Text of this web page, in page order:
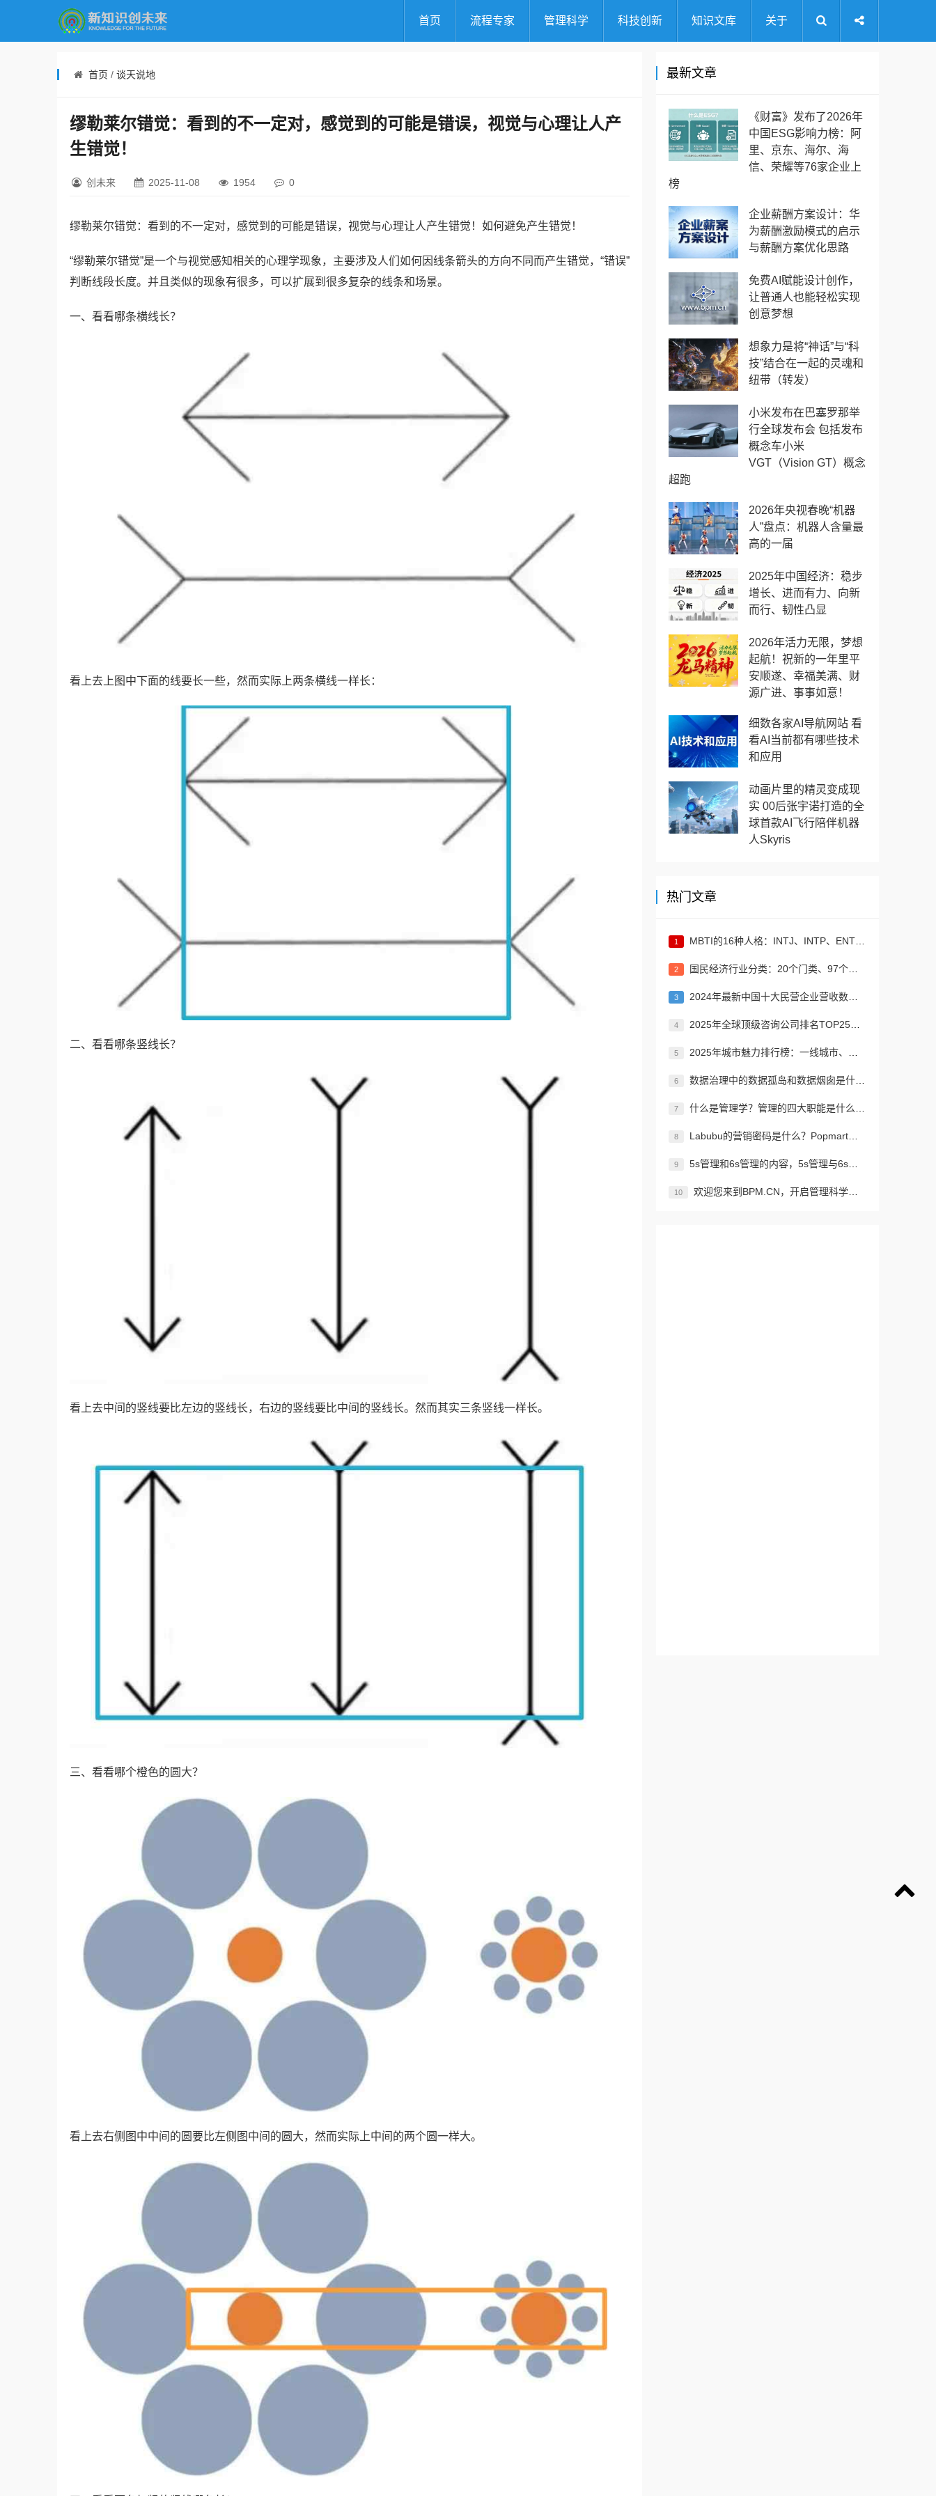
首页 流程专家 管理科学 科技创新 知识文库 关于
首页 / 谈天说地
缪勒莱尔错觉：看到的不一定对，感觉到的可能是错误，视觉与心理让人产
生错觉！
创未来 2025-11-08 1954 0
缪勒莱尔错觉：看到的不一定对，感觉到的可能是错误，视觉与心理让人产生错觉！如何避免产生错觉！
“缪勒莱尔错觉”是一个与视觉感知相关的心理学现象，主要涉及人们如何因线条箭头的方向不同而产生错觉，“错误”
判断线段长度。并且类似的现象有很多，可以扩展到很多复杂的线条和场景。
一、看看哪条横线长？
看上去上图中下面的线要长一些，然而实际上两条横线一样长：
二、看看哪条竖线长？
看上去中间的竖线要比左边的竖线长，右边的竖线要比中间的竖线长。然而其实三条竖线一样长。
三、看看哪个橙色的圆大？
看上去右侧图中中间的圆要比左侧图中间的圆大，然而实际上中间的两个圆一样大。
最新文章
《财富》发布了2026年
中国ESG影响力榜：阿
里、京东、海尔、海
信、荣耀等76家企业上
榜
企业薪酬方案设计：华
为薪酬激励模式的启示
与薪酬方案优化思路
免费AI赋能设计创作，
让普通人也能轻松实现
创意梦想
想象力是将“神话”与“科
技”结合在一起的灵魂和
纽带（转发）
小米发布在巴塞罗那举
行全球发布会 包括发布
概念车小米
VGT（Vision GT）概念
超跑
2026年央视春晚“机器
人”盘点：机器人含量最
高的一届
2025年中国经济：稳步
增长、进而有力、向新
而行、韧性凸显
2026年活力无限，梦想
起航！祝新的一年里平
安顺遂、幸福美满、财
源广进、事事如意！
细数各家AI导航网站 看
看AI当前都有哪些技术
和应用
动画片里的精灵变成现
实 00后张宇诺打造的全
球首款AI飞行陪伴机器
人Skyris
热门文章
1 MBTI的16种人格：INTJ、INTP、ENTJ、ENTP、INFJ、INFP、ENFJ、ENFP、ISTJ、ISFJ、ESTJ、ESFJ、ISTP、ISFP、ESTP、ESFP
2 国民经济行业分类：20个门类、97个大类、473个中类、1382个小类
3 2024年最新中国十大民营企业营收数据 京东、阿里、恒力集团居前三名
4 2025年全球顶级咨询公司排名TOP25：贝恩公司、波士顿咨询、麦肯锡公司等
5 2025年城市魅力排行榜：一线城市、新一线城市、二线城市、三线城市、四线城市、五线城市名单
6 数据治理中的数据孤岛和数据烟囱是什么？如何解决信息孤岛的问题？
7 什么是管理学？管理的四大职能是什么？管理者的横向纵向分类？如何进行有效、高效的管理？
8 Labubu的营销密码是什么？Popmart为什么能让Labubu爆火成为顶流潮玩？
9 5s管理和6s管理的内容，5s管理与6s管理的区别是什么?
10 欢迎您来到BPM.CN，开启管理科学与科技创新之旅！先来认识下BPM是什么吧！